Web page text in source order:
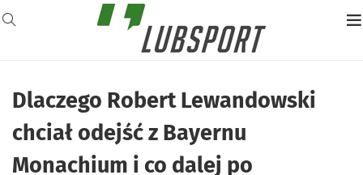
Dlaczego Robert Lewandowski
chciał odejść z Bayernu
Monachium i co dalej po